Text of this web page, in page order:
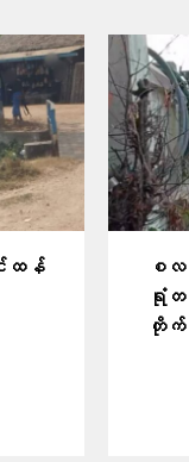
ထန်
စလ
ရုံတ
တို